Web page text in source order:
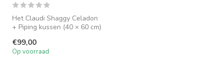
Het Claudi Shaggy Celadon
+ Piping kussen (40 × 60 cm)
€99,00
Op voorraad